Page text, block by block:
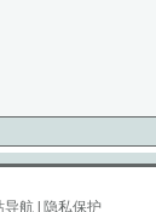
导航| 隐私保护